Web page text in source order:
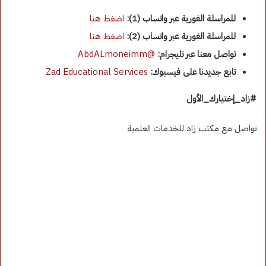
للمراسلة الفورية عبر واتساب (1):
اضغط هنا
للمراسلة الفورية عبر واتساب (2):
اضغط هنا
تواصل معنا عبر تليجرام: @AbdALmoneimm
تابع جديدنا على فيسبوك: Zad Educational Services
#زاد_إختيارك_الأول
تواصل مع مكتب زاد للخدمات العلمية